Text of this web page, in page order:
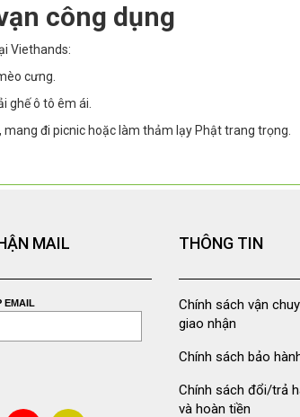
công dụng
Viethands:
cưng.
ghế ô tô êm ái.
đi picnic hoặc làm thảm lạy Phật trang trọng.
MAIL
EMAIL
THÔNG TIN
Chính sách vận
giao nhận
Chính sách bảo
Chính sách đổi/trả
và hoàn tiền